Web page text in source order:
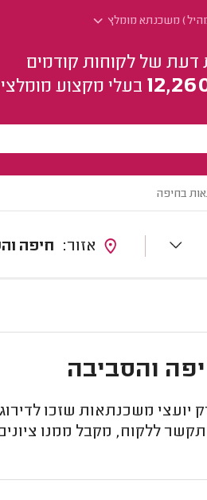
משכנתא מומלץ
דעת של לקוחות קודמים
בעלי מקצוע
בחיפה
חיפה
והסביבה
משכנתאות שזכו
ללקוח, מקבל ממנו